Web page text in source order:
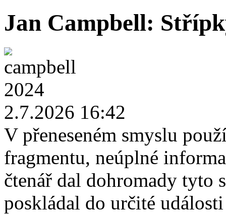
Jan Campbell:
2.7.2026 16:42
V přeneseném smyslu
fragmentu, neúplné
čtenář dal dohromady
poskládal do určité